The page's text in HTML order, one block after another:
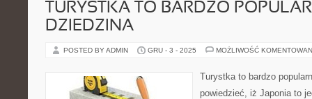
TURYSTKA TO BARDZO
DZIEDZINA
POSTED BY ADMIN GRU - 3 - 2025 MOŻLIWOŚĆ
Turystka to bardzo
powiedzieć, iż Japonia to